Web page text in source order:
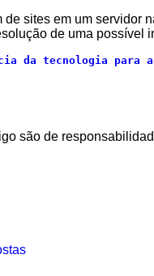
sites em um
de uma possível
da tecnologia para a
são de